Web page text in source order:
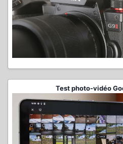
Test photo-vidéo